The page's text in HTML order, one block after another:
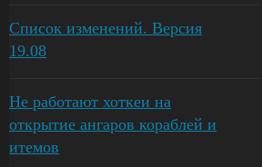
Список изменений. Версия
19.08
Не работают хоткеи на
открытие ангаров кораблей и
итемов